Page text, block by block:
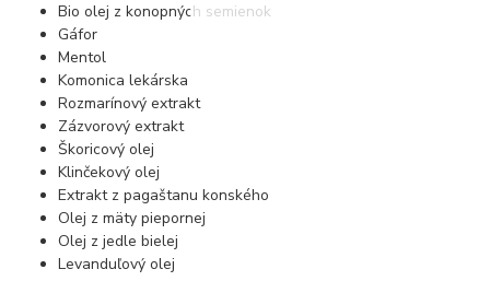
Bio olej z konopných semienok
Gáfor
Mentol
Komonica lekárska
Rozmarínový extrakt
Zázvorový extrakt
Škoricový olej
Klinčekový olej
Extrakt z pagaštanu konského
Olej z mäty piepornej
Olej z jedle bielej
Levanduľový olej